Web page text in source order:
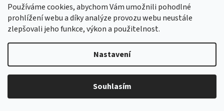
Používáme cookies, abychom Vám umožnili pohodlné
prohlížení webu a díky analýze provozu webu neustále
zlepšovali jeho funkce, výkon a použitelnost.
Nastavení
Souhlasím
Reklamace a vrácení zboží
Mapa serveru
Vložte svůj e-mail a my vám budeme zasílat informace o nových
produktech na našem e-shopu.